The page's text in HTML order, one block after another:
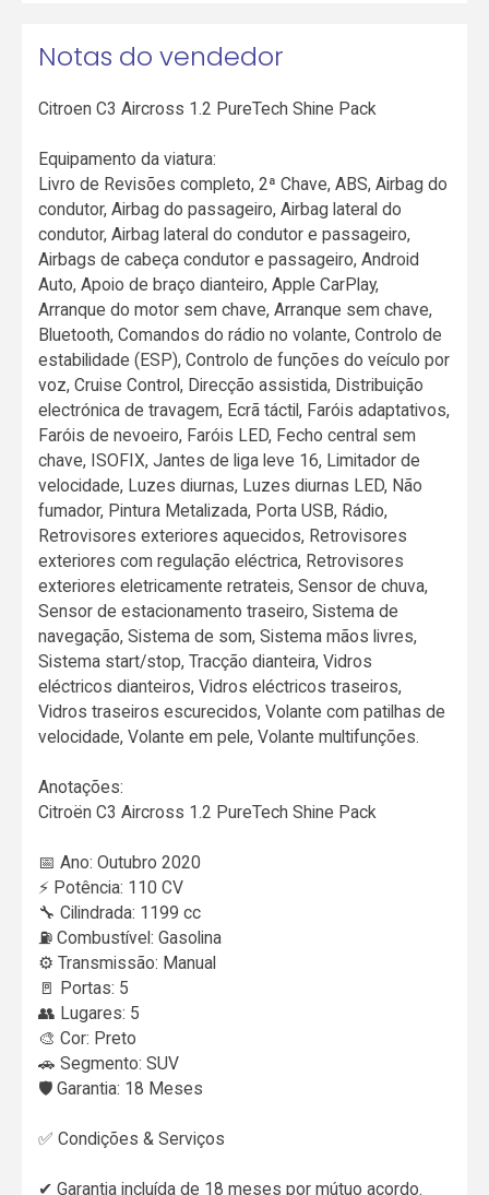
Notas do vendedor
Citroen C3 Aircross 1.2 PureTech Shine Pack
Equipamento da viatura:
Livro de Revisões completo, 2ª Chave, ABS, Airbag do
condutor, Airbag do passageiro, Airbag lateral do
condutor, Airbag lateral do condutor e passageiro,
Airbags de cabeça condutor e passageiro, Android
Auto, Apoio de braço dianteiro, Apple CarPlay,
Arranque do motor sem chave, Arranque sem chave,
Bluetooth, Comandos do rádio no volante, Controlo de
estabilidade (ESP), Controlo de funções do veículo por
voz, Cruise Control, Direcção assistida, Distribuição
electrónica de travagem, Ecrã táctil, Faróis adaptativos,
Faróis de nevoeiro, Faróis LED, Fecho central sem
chave, ISOFIX, Jantes de liga leve 16, Limitador de
velocidade, Luzes diurnas, Luzes diurnas LED, Não
fumador, Pintura Metalizada, Porta USB, Rádio,
Retrovisores exteriores aquecidos, Retrovisores
exteriores com regulação eléctrica, Retrovisores
exteriores eletricamente retrateis, Sensor de chuva,
Sensor de estacionamento traseiro, Sistema de
navegação, Sistema de som, Sistema mãos livres,
Sistema start/stop, Tracção dianteira, Vidros
eléctricos dianteiros, Vidros eléctricos traseiros,
Vidros traseiros escurecidos, Volante com patilhas de
velocidade, Volante em pele, Volante multifunções.
Anotações:
Citroën C3 Aircross 1.2 PureTech Shine Pack
📅 Ano: Outubro 2020
⚡ Potência: 110 CV
🔧 Cilindrada: 1199 cc
⛽ Combustível: Gasolina
⚙ Transmissão: Manual
🚪 Portas: 5
👥 Lugares: 5
🎨 Cor: Preto
🚗 Segmento: SUV
🛡 Garantia: 18 Meses
✅ Condições & Serviços
✔ Garantia incluída de 18 meses por mútuo acordo.